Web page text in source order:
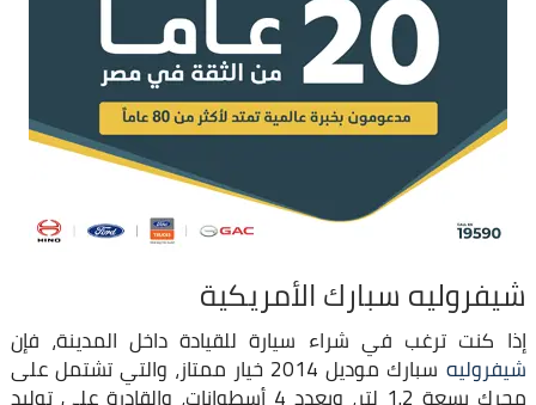
شيفروليه سبارك الأمريكية
إذا كنت ترغب في شراء سيارة للقيادة داخل المدينة، فإن
شيفروليه سبارك موديل 2014 خيار ممتاز، والتي تشتمل على